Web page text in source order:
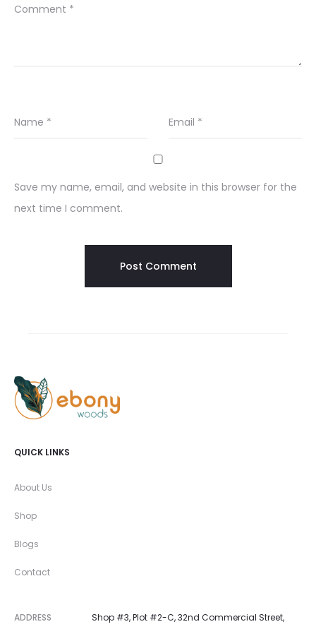
Comment *
Name * Email *
Save my name, email, and website in this browser for the
next time I comment.
QUICK LINKS
About Us
Shop
Blogs
Contact
ADDRESS
Shop #3, Plot #2-C, 32nd Commercial Street,